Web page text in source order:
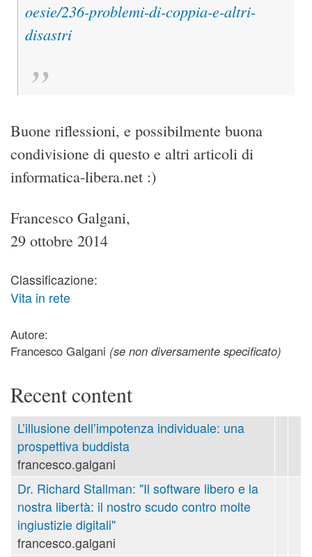
oesie/236-problemi-di-coppia-e-altri-
disastri
Buone riflessioni, e possibilmente buona
condivisione di questo e altri articoli di
informatica-libera.net :)
Francesco Galgani,
29 ottobre 2014
Classificazione:
Vita in rete
Autore:
Francesco Galgani (se non diversamente specificato)
Recent content
L’illusione dell’impotenza individuale: una
prospettiva buddista
francesco.galgani
Dr. Richard Stallman: "Il software libero e la
nostra libertà: il nostro scudo contro molte
ingiustizie digitali"
francesco.galgani